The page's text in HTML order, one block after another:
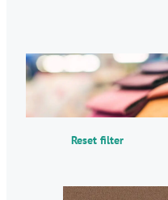
Reset filter